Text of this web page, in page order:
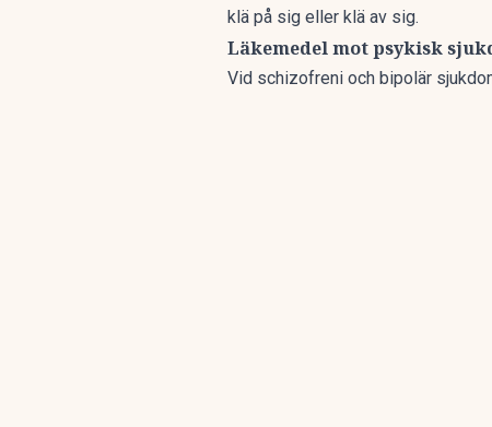
klä på sig eller klä av sig.
Läkemedel mot psykisk
Vid schizofreni och bipolär